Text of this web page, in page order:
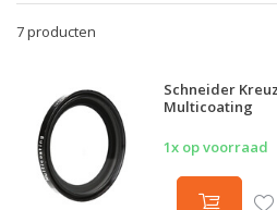
7 producten
Schneider
Multicoating
1x op voorraad